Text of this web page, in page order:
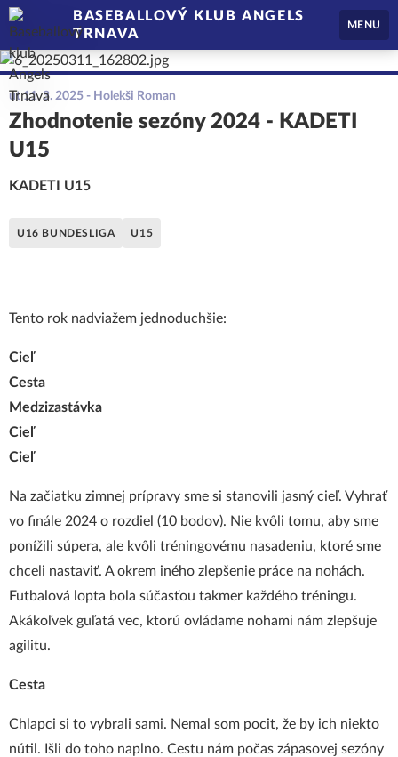
BASEBALLOVÝ KLUB ANGELS
TRNAVA
MENU
ut 11. 3. 2025 - Holekši Roman
Zhodnotenie sezóny 2024 - KADETI
U15
KADETI U15
U16 BUNDESLIGA U15
Tento rok nadviažem jednoduchšie:
Cieľ
Cesta
Medzizastávka
Cieľ
Cieľ
Na začiatku zimnej prípravy sme si stanovili jasný cieľ. Vyhrať
vo finále 2024 o rozdiel (10 bodov). Nie kvôli tomu, aby sme
ponížili súpera, ale kvôli tréningovému nasadeniu, ktoré sme
chceli nastaviť. A okrem iného zlepšenie práce na nohách.
Futbalová lopta bola súčasťou takmer každého tréningu.
Akákoľvek guľatá vec, ktorú ovládame nohami nám zlepšuje
agilitu.
Cesta
Chlapci si to vybrali sami. Nemal som pocit, že by ich niekto
nútil. Išli do toho naplno. Cestu nám počas zápasovej sezóny